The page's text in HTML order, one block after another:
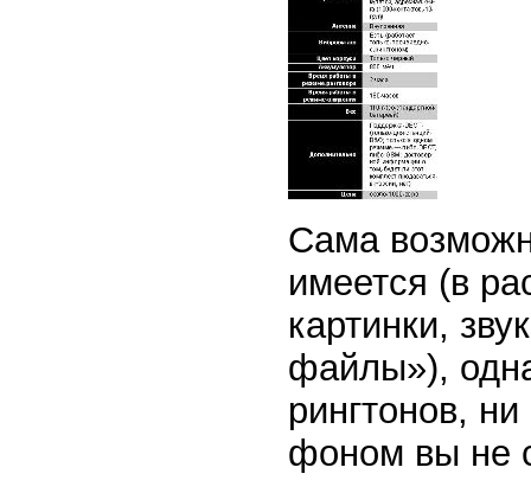
Сама
имеется (в
картинки,
файлы»),
рингтонов,
фоном вы не